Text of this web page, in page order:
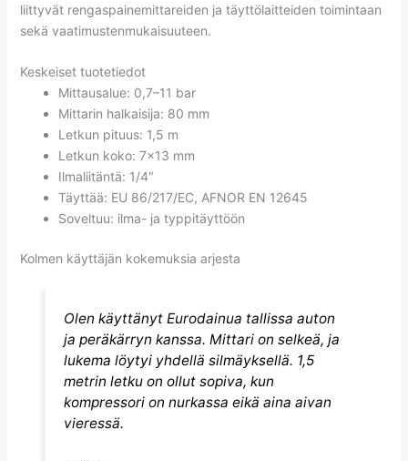
liittyvät rengaspainemittareiden ja täyttölaitteiden toimintaan
sekä vaatimustenmukaisuuteen.
Keskeiset tuotetiedot
Mittausalue: 0,7–11 bar
Mittarin halkaisija: 80 mm
Letkun pituus: 1,5 m
Letkun koko: 7×13 mm
Ilmaliitäntä: 1/4″
Täyttää: EU 86/217/EC, AFNOR EN 12645
Soveltuu: ilma- ja typpitäyttöön
Kolmen käyttäjän kokemuksia arjesta
Olen käyttänyt Eurodainua tallissa auton
ja peräkärryn kanssa. Mittari on selkeä, ja
lukema löytyi yhdellä silmäyksellä. 1,5
metrin letku on ollut sopiva, kun
kompressori on nurkassa eikä aina aivan
vieressä.